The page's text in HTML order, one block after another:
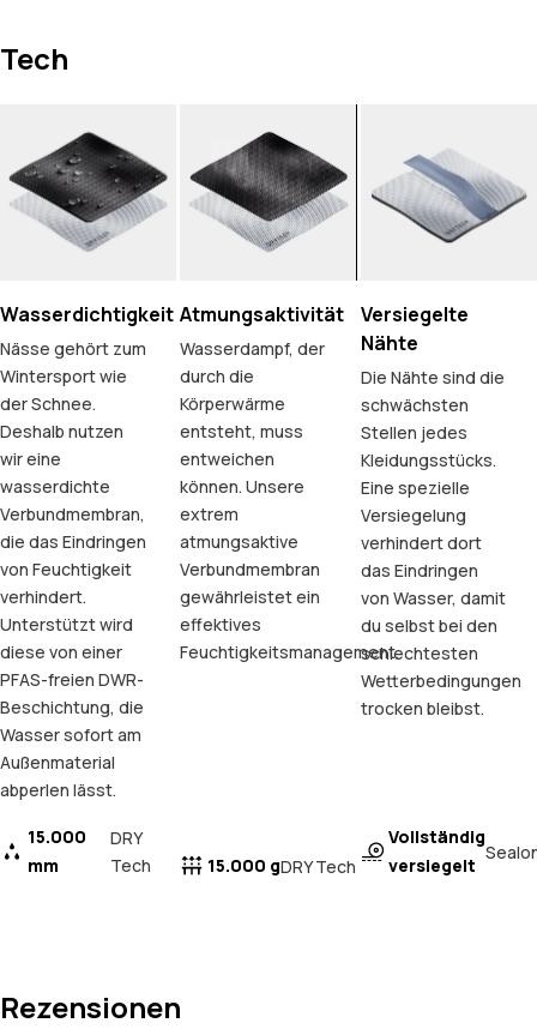
Tech
Wasserdichtigkeit
Nässe gehört zum
Wintersport wie
der Schnee.
Deshalb nutzen
wir eine
wasserdichte
Verbundmembran,
die das Eindringen
von Feuchtigkeit
verhindert.
Unterstützt wird
diese von einer
PFAS-freien DWR-
Beschichtung, die
Wasser sofort am
Außenmaterial
abperlen lässt.
15.000
mm
DRY
Tech
Atmungsaktivität
Wasserdampf, der
durch die
Körperwärme
entsteht, muss
entweichen
können. Unsere
extrem
atmungsaktive
Verbundmembran
gewährleistet ein
effektives
Feuchtigkeitsmanagement.
15.000 gDRY Tech
Versiegelte
Nähte
Die Nähte sind die
schwächsten
Stellen jedes
Kleidungsstücks.
Eine spezielle
Versiegelung
verhindert dort
das Eindringen
von Wasser, damit
du selbst bei den
schlechtesten
Wetterbedingungen
trocken bleibst.
Vollständig
versiegelt
Rezensionen